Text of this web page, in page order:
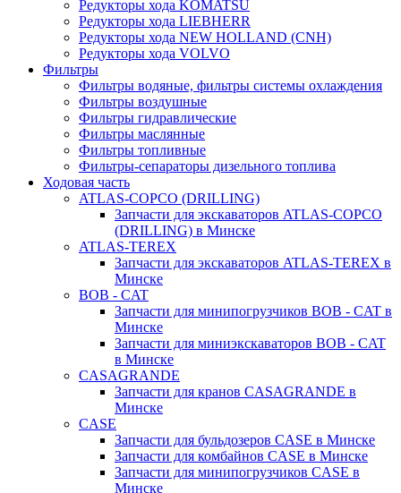
Редукторы хода KOMATSU
Редукторы хода LIEBHERR
Редукторы хода NEW HOLLAND (CNH)
Редукторы хода VOLVO
Фильтры
Фильтры водяные, фильтры системы охлаждения
Фильтры воздушные
Фильтры гидравлические
Фильтры маслянные
Фильтры топливные
Фильтры-сепараторы дизельного топлива
Ходовая часть
ATLAS-COPCO (DRILLING)
Запчасти для экскаваторов ATLAS-COPCO
(DRILLING) в Минске
ATLAS-TEREX
Запчасти для экскаваторов ATLAS-TEREX в
Минске
BOB - CAT
Запчасти для минипогрузчиков BOB - CAT в
Минске
Запчасти для миниэкскаваторов BOB - CAT
в Минске
CASAGRANDE
Запчасти для кранов CASAGRANDE в
Минске
CASE
Запчасти для бульдозеров CASE в Минске
Запчасти для комбайнов CASE в Минске
Запчасти для минипогрузчиков CASE в
Минске